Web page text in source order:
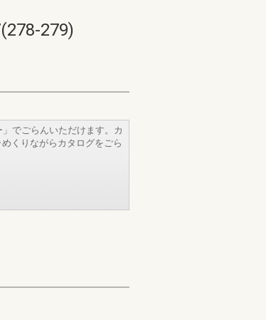
279)
でごらんいただけます。カ
くりながらカタログをごら